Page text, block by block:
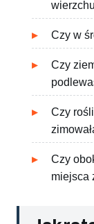
Czy w
Czy
Czy
Czy
miejsca